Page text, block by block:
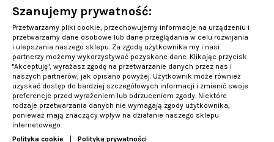
Szanujemy prywatność:
Przetwarzamy pliki cookie, przechowujemy informacje na urządzeniu i
przetwarzamy dane osobowe lub dane przeglądania w celu rozwijania
i ulepszania naszego sklepu. Za zgodą użytkownika my i nasi
partnerzy możemy wykorzystywać pozyskane dane. Klikając przycisk
"Akceptuję", wyrażasz zgodę na przetwarzanie danych przez nas i
naszych partnerów, jak opisano powyżej. Użytkownik może również
uzyskać dostęp do bardziej szczegółowych informacji i zmienić swoje
preferencje przed wyrażeniem lub odrzuceniem zgody. Niektóre
rodzaje przetwarzania danych nie wymagają zgody użytkownika,
ponieważ mają znaczący wpływ na działanie naszego sklepu
internetowego.
Polityka cookie
Polityka prywatności
OBSŁUGA KLIENTA
INFORMACJE
PRODUKTY TOP-10
Kontakt